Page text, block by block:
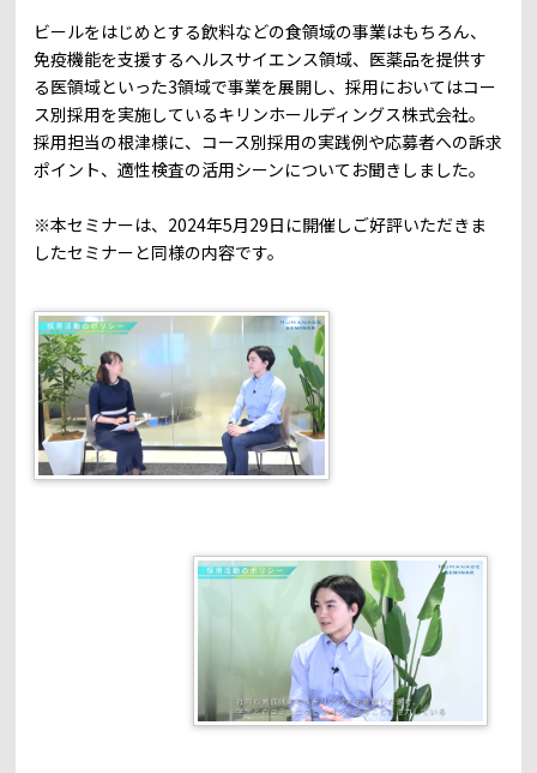
ビールをはじめとする飲料などの食領域の事業はもちろん、
免疫機能を支援するヘルスサイエンス領域、医薬品を提供す
る医領域といった3領域で事業を展開し、採用においてはコー
ス別採用を実施しているキリンホールディングス株式会社。
採用担当の根津様に、コース別採用の実践例や応募者への訴求
ポイント、適性検査の活用シーンについてお聞きしました。
※本セミナーは、2024年5月29日に開催しご好評いただきま
したセミナーと同様の内容です。